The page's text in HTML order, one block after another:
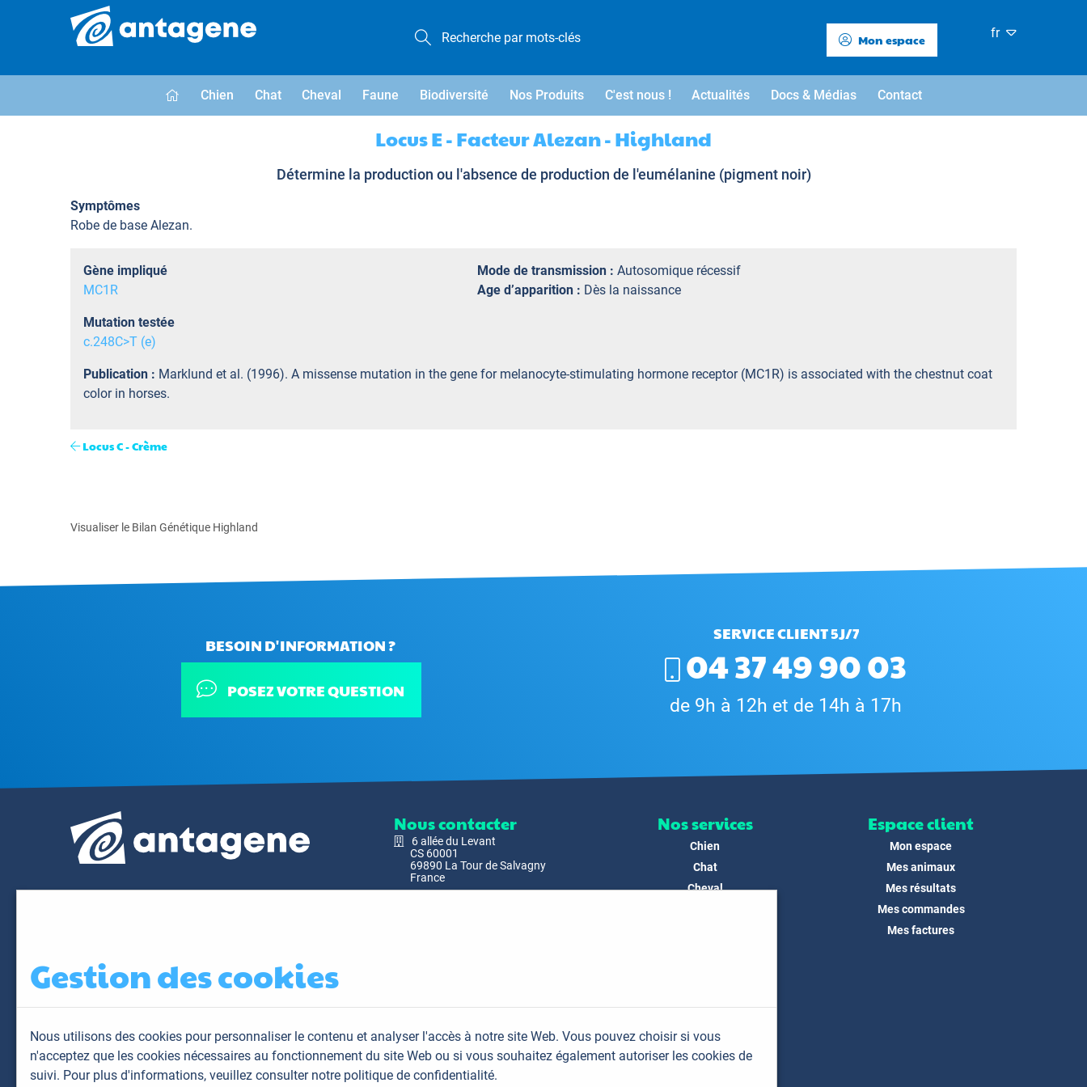
Mon espace fr
Chien Chat Cheval Faune Biodiversité Nos Produits C'est nous ! Actualités Docs & Médias Contact
Locus E - Facteur Alezan - Highland
Détermine la production ou l'absence de production de l'eumélanine (pigment noir)
Symptômes
Robe de base Alezan.
Gène impliqué
MC1R
Mutation testée
c.248C>T (e)
Mode de transmission : Autosomique récessif
Age d’apparition : Dès la naissance
Publication : Marklund et al. (1996). A missense mutation in the gene for melanocyte-stimulating hormone receptor (MC1R) is associated with the chestnut coat
color in horses.
Locus C - Crème
Visualiser le Bilan Génétique Highland
BESOIN D'INFORMATION ?
POSEZ VOTRE QUESTION
SERVICE CLIENT 5J/7
04 37 49 90 03
de 9h à 12h et de 14h à 17h
Nous contacter
6 allée du Levant
CS 60001
69890 La Tour de Salvagny
France
Nos services
Chien
Chat
Cheval
FAQ
Contact
Espace client
Mon espace
Mes animaux
Mes résultats
Mes commandes
Mes factures
Gestion des cookies
Nous utilisons des cookies pour personnaliser le contenu et analyser l'accès à notre site Web. Vous pouvez choisir si vous
n'acceptez que les cookies nécessaires au fonctionnement du site Web ou si vous souhaitez également autoriser les cookies de
suivi. Pour plus d'informations, veuillez consulter notre politique de confidentialité.